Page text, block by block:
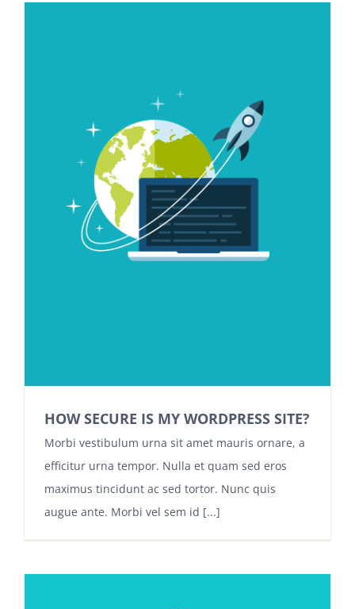
HOW SECURE IS MY WORDPRESS SITE?
Morbi vestibulum urna sit amet mauris ornare, a
efficitur urna tempor. Nulla et quam sed eros
maximus tincidunt ac sed tortor. Nunc quis
augue ante. Morbi vel sem id [...]